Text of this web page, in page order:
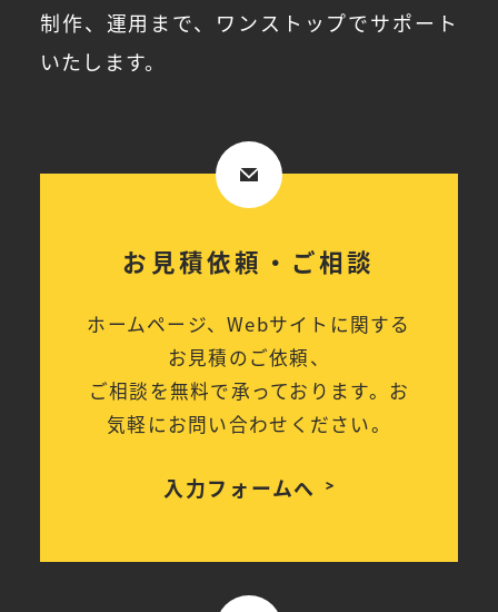
制作、運用まで、ワンストップでサポート
いたします。
お見積依頼・ご相談
ホームページ、Webサイトに関する
お見積のご依頼、
ご相談を無料で承っております。お
気軽にお問い合わせください。
入力フォームへ